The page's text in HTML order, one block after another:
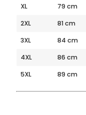
XL
79 cm
2XL
81 cm
3XL
84 cm
4XL
86 cm
5XL
89 cm